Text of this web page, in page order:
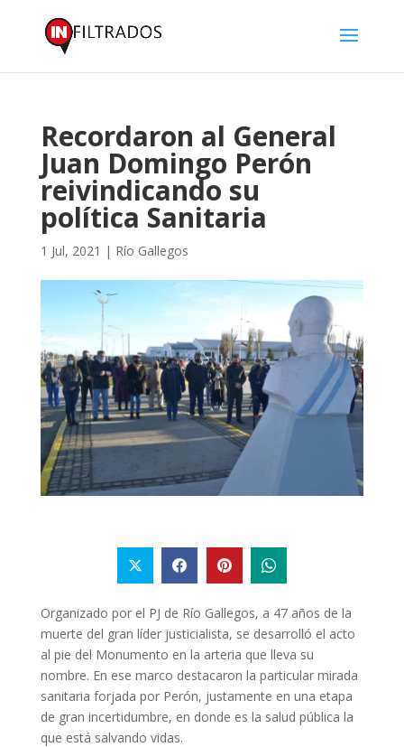
Recordaron al General
Juan Domingo Perón
reivindicando su
política Sanitaria
1 Jul, 2021 | Río Gallegos
Organizado por el PJ de Río Gallegos, a 47 años de la
muerte del gran líder justicialista, se desarrolló el acto
al pie del Monumento en la arteria que lleva su
nombre. En ese marco destacaron la particular mirada
sanitaria forjada por Perón, justamente en una etapa
de gran incertidumbre, en donde es la salud pública la
que está salvando vidas.